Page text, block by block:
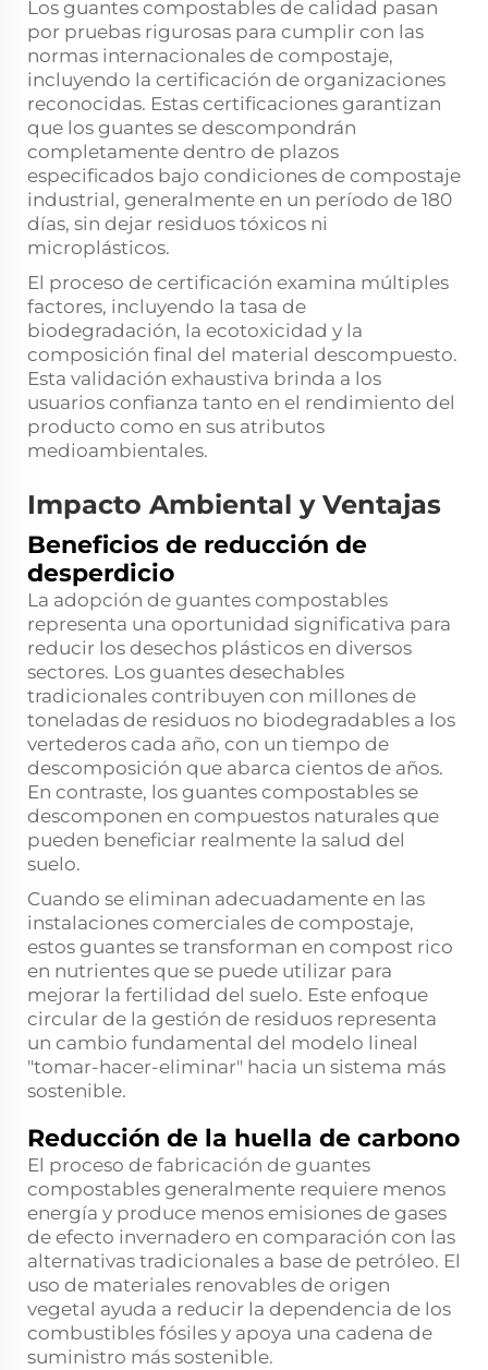
Los guantes compostables de calidad pasan
por pruebas rigurosas para cumplir con las
normas internacionales de compostaje,
incluyendo la certificación de organizaciones
reconocidas. Estas certificaciones garantizan
que los guantes se descompondrán
completamente dentro de plazos
especificados bajo condiciones de compostaje
industrial, generalmente en un período de 180
días, sin dejar residuos tóxicos ni
microplásticos.
El proceso de certificación examina múltiples
factores, incluyendo la tasa de
biodegradación, la ecotoxicidad y la
composición final del material descompuesto.
Esta validación exhaustiva brinda a los
usuarios confianza tanto en el rendimiento del
producto como en sus atributos
medioambientales.
Impacto Ambiental y Ventajas
Beneficios de reducción de
desperdicio
La adopción de guantes compostables
representa una oportunidad significativa para
reducir los desechos plásticos en diversos
sectores. Los guantes desechables
tradicionales contribuyen con millones de
toneladas de residuos no biodegradables a los
vertederos cada año, con un tiempo de
descomposición que abarca cientos de años.
En contraste, los guantes compostables se
descomponen en compuestos naturales que
pueden beneficiar realmente la salud del
suelo.
Cuando se eliminan adecuadamente en las
instalaciones comerciales de compostaje,
estos guantes se transforman en compost rico
en nutrientes que se puede utilizar para
mejorar la fertilidad del suelo. Este enfoque
circular de la gestión de residuos representa
un cambio fundamental del modelo lineal
"tomar-hacer-eliminar" hacia un sistema más
sostenible.
Reducción de la huella de carbono
El proceso de fabricación de guantes
compostables generalmente requiere menos
energía y produce menos emisiones de gases
de efecto invernadero en comparación con las
alternativas tradicionales a base de petróleo. El
uso de materiales renovables de origen
vegetal ayuda a reducir la dependencia de los
combustibles fósiles y apoya una cadena de
suministro más sostenible.